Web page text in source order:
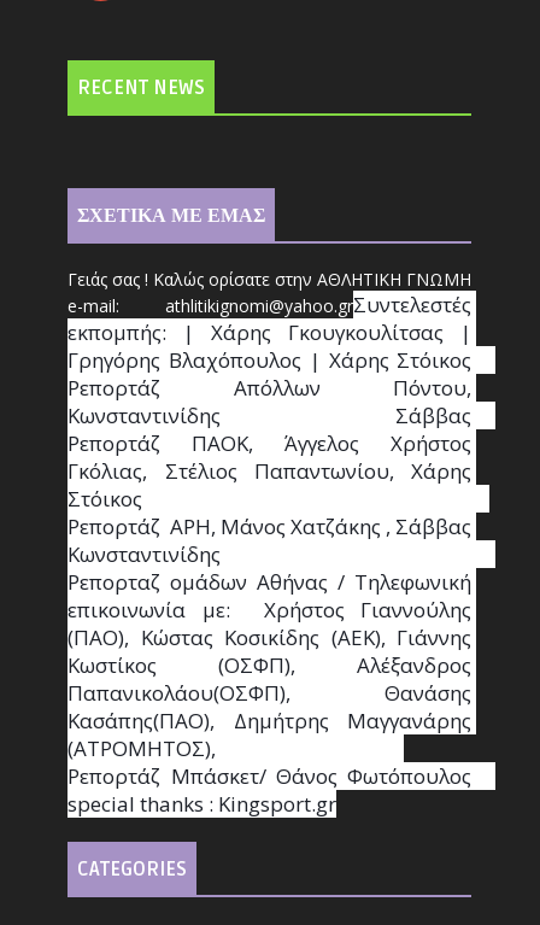
RECENT NEWS
ΣΧΕΤΙΚΑ ΜΕ ΕΜΑΣ
Γειάς σας ! Καλώς ορίσατε στην ΑΘΛΗΤΙΚΗ ΓΝΩΜΗ
e-mail: athlitikignomi@yahoo.grΣυντελεστές
εκπομπής: | Χάρης Γκουγκουλίτσας |
Γρηγόρης Βλαχόπουλος | Χάρης Στόικος
Ρεπορτάζ Απόλλων Πόντου,
Κωνσταντινίδης   Σάββας
Ρεπορτάζ ΠΑΟΚ, Άγγελος Χρήστος
Γκόλιας, Στέλιος Παπαντωνίου, Χάρης
Στόικος
Ρεπορτάζ  ΑΡΗ, Μάνος Χατζάκης , Σάββας
Κωνσταντινίδης
Ρεπορταζ ομάδων Αθήνας / Τηλεφωνική
επικοινωνία με:  Χρήστος Γιαννούλης
(ΠΑΟ), Κώστας Κοσικίδης (ΑΕΚ), Γιάννης
Κωστίκος (ΟΣΦΠ), Αλέξανδρος
Παπανικολάου(ΟΣΦΠ), Θανάσης
Κασάπης(ΠΑΟ), Δημήτρης Μαγγανάρης
(ΑΤΡΟΜΗΤΟΣ),
Ρεπορτάζ Μπάσκετ/ Θάνος Φωτόπουλος
special thanks : Κingsport.gr
CATEGORIES